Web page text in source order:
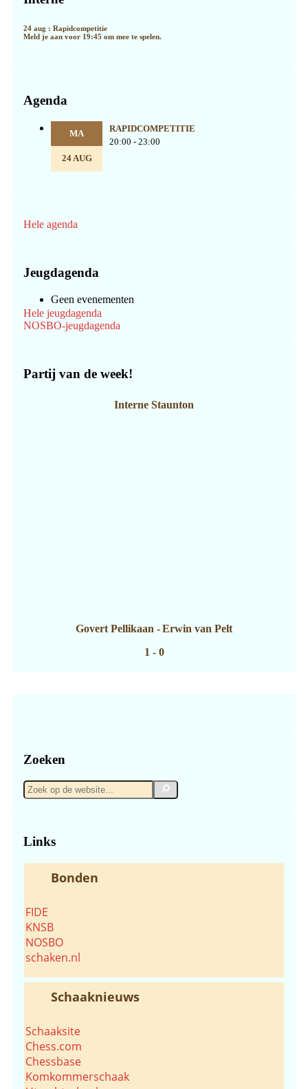
24 aug : Rapidcompetitie
Meld je aan voor 19:45 om mee te spelen.
Agenda
MA
24 AUG
RAPIDCOMPETITIE
20:00 - 23:00
Hele agenda
Jeugdagenda
Geen evenementen
Hele jeugdagenda
NOSBO-jeugdagenda
Partij van de week!
Interne Staunton
Govert Pellikaan - Erwin van Pelt
1 - 0
Zoeken
Zoek
op
Zoek
Links
Bonden
FIDE
KNSB
NOSBO
schaken.nl
Schaaknieuws
Schaaksite
Chess.com
Chessbase
Komkommerschaak